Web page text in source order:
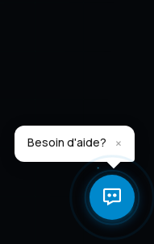
Besoin d'aide? ×